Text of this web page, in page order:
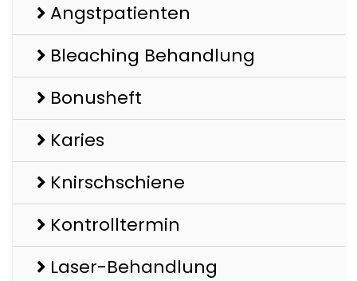
Angstpatienten
Bleaching Behandlung
Bonusheft
Karies
Knirschschiene
Kontrolltermin
Laser-Behandlung